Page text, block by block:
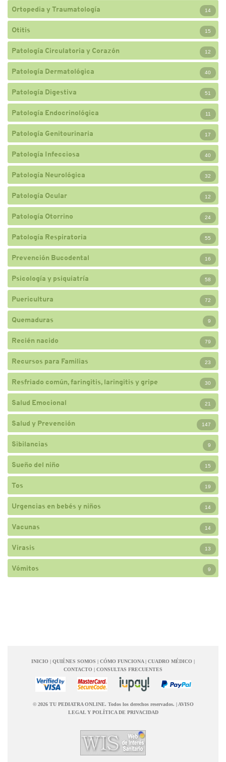
Ortopedia y Traumatología 14
Otitis 15
Patología Circulatoria y Corazón 12
Patología Dermatológica 40
Patología Digestiva 51
Patología Endocrinológica 11
Patología Genitourinaria 17
Patología Infecciosa 40
Patología Neurológica 32
Patología Ocular 12
Patología Otorrino 24
Patología Respiratoria 55
Prevención Bucodental 16
Psicología y psiquiatría 58
Puericultura 72
Quemaduras 9
Recién nacido 79
Recursos para Familias 23
Resfriado común, faringitis, laringitis y gripe 30
Salud Emocional 21
Salud y Prevención 147
Sibilancias 9
Sueño del niño 15
Tos 19
Urgencias en bebés y niños 14
Vacunas 14
Virasis 13
Vómitos 9
INICIO | QUIÉNES SOMOS | CÓMO FUNCIONA | CUADRO MÉDICO |
CONTACTO | CONSULTAS FRECUENTES
© 2026 TU PEDIATRA ONLINE. Todos los derechos reservados. | AVISO
LEGAL Y POLÍTICA DE PRIVACIDAD